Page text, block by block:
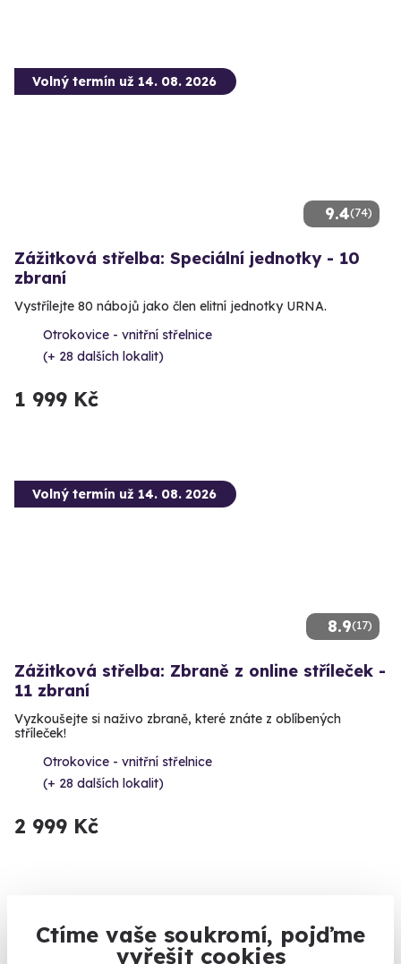
Ctíme vaše soukromí, pojďme
vyřešit cookies
9.4(74)
Volný termín už 14. 08. 2026
Zážitková střelba: Speciální jednotky - 10
zbraní
Vystřílejte 80 nábojů jako člen elitní jednotky URNA.
Otrokovice - vnitřní střelnice
(+ 28 dalších lokalit)
1 999 Kč
8.9(17)
Volný termín už 14. 08. 2026
Zážitková střelba: Zbraně z online stříleček -
11 zbraní
Vyzkoušejte si naživo zbraně, které znáte z oblíbených
stříleček!
Otrokovice - vnitřní střelnice
(+ 28 dalších lokalit)
2 999 Kč
Volný termín už 14. 08. 2026